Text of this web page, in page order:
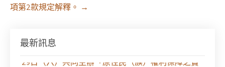
項第2款規定解釋。 →
最新訊息
【課程報名】全律會與台北律師公會等單位定於8月
29日（六）共同主辦「原住民（族）權利保障之實